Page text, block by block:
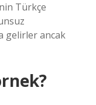
Türkçe
gelirler ancak